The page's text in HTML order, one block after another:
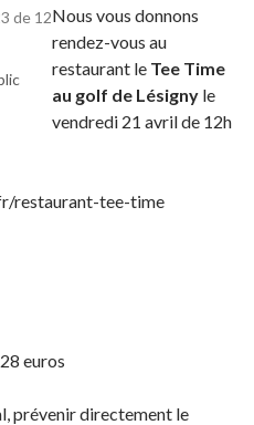
de 12Nous vous donnons
rendez-vous au
restaurant le Tee Time
au golf de Lésigny le
vendredi 21 avril de 12h
restaurant-tee-time
euros
prévenir directement le